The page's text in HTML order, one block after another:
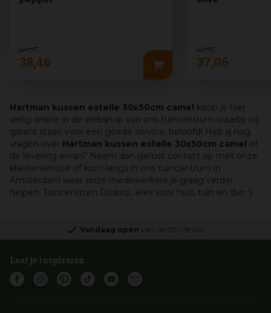
54 ,95
38,46
52 ,95
37,06
Hartman kussen estelle 30x50cm camel koop je hier
veilig online in de webshop van ons tuincentrum waarbij wij
garant staan voor een goede service, beloofd! Heb jij nog
vragen over Hartman kussen estelle 30x50cm camel of
de levering ervan? Neem dan gerust contact op met onze
klantenservice of kom langs in ons tuincentrum in
Amsterdam waar onze medewerkers je graag verder
helpen. Tuincentrum Osdorp, alles voor huis, tuin en dier :)
Vandaag open van 09:30 18:00
Laat je inspireren